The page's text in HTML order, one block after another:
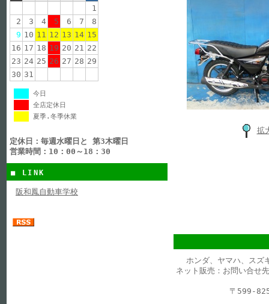
1
2
3 4 5 6 7
8
9 10 11 12 13 14 15
16 17 18 19 20 21 22
23 24 25 26 27 28 29
30 31
今日
全店定休日
夏季.冬季休業
定休日：毎週水曜日と 第3木曜日
営業時間：10：00～18：30
■ LINK
阪和鳳自動車学校
拡
ホンダ、ヤマハ、スズ
ネット販売：お問い合せ
〒599-